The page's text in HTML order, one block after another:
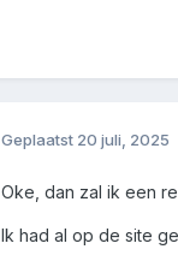
Geplaatst 20 juli, 2025
Oke, dan zal ik een
Ik had al op de site